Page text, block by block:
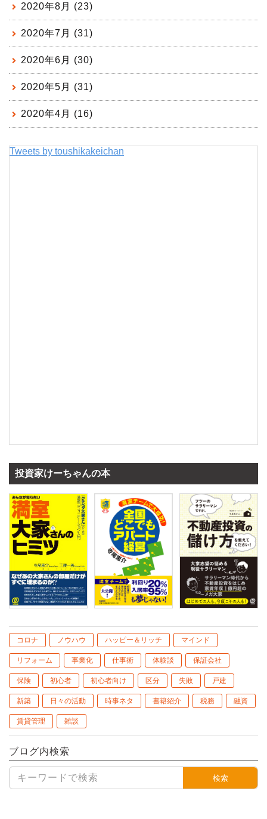
2020年8月 (23)
2020年7月 (31)
2020年6月 (30)
2020年5月 (31)
2020年4月 (16)
Tweets by toushikakeichan
投資家けーちゃんの本
コロナ ノウハウ ハッピー＆リッチ マインド
リフォーム 事業化 仕事術 体験談 保証会社
保険 初心者 初心者向け 区分 失敗 戸建
新築 日々の活動 時事ネタ 書籍紹介 税務 融資
賃貸管理 雑談
ブログ内検索
検索